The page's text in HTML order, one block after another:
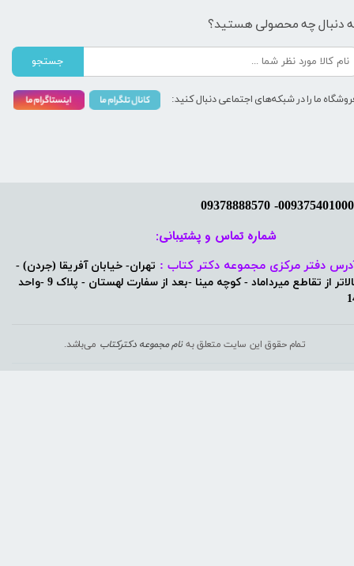
دفتر مرکزی مجموعه دکتر کتاب : تهران- خیابان آفریقا (جردن) -
بالاتر از تقاطع میرداماد - کوچه مینا -بعد از سفارت لهستان - پلاک 9 -واحد
تمام حقوق این سایت متعلق بهنام مجموعه دکترکتاب می‌باشد.
شماره تماس و پشتیبانی: ​​​​​​​
دنبال چه محصولی هستید؟
جستجو
ما را در شبکه‌های اجتماعی دنبال کنید: